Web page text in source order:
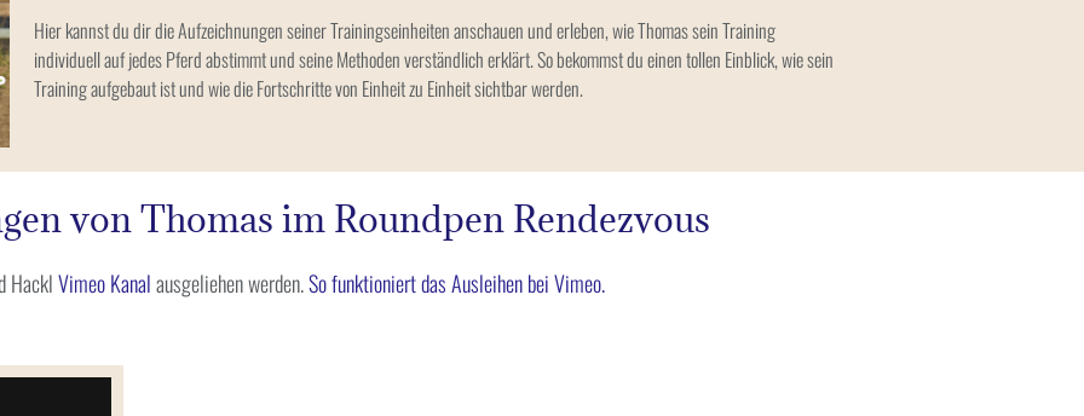
Hier kannst du dir die Aufzeichnungen seiner Trainingseinheiten anschauen und erleben, wie Thomas sein Training
individuell auf jedes Pferd abstimmt und seine Methoden verständlich erklärt. So bekommst du einen tollen Einblick, wie sein
Training aufgebaut ist und wie die Fortschritte von Einheit zu Einheit sichtbar werden.
von Thomas im Roundpen Rendezvous
HacklVimeo Kanalausgeliehen werden.So funktioniert das Ausleihen bei Vimeo.